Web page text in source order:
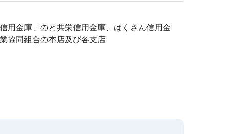
用金庫、のと共栄信用金庫、はくさん信用金
協同組合の本店及び各支店